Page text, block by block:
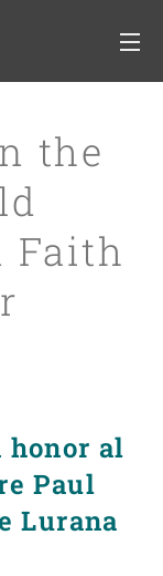
the
Faith
honor al
Paul
Lurana